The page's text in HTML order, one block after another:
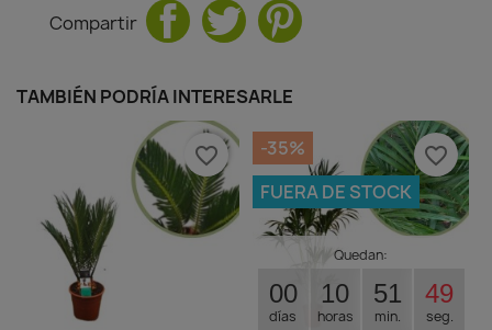
Compartir
TAMBIÉN PODRÍA INTERESARLE
favorite_border
Quedan:
00
días
10
horas
51
min.
49
seg.
-35%
FUERA DE STOCK
favorite_border